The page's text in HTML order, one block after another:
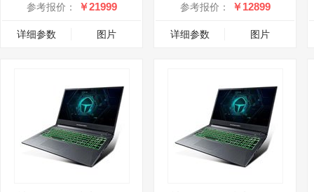
参考报价： ￥21999
详细参数 图片
参考报价： ￥12899
详细参数 图片